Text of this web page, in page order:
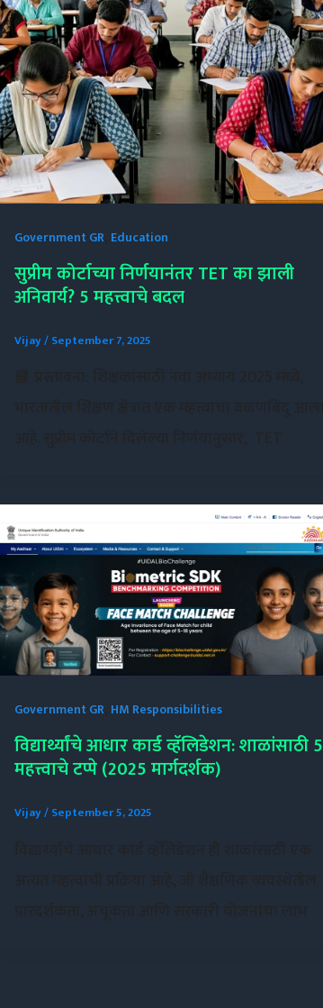
Government GR, Education
सुप्रीम कोर्टाच्या निर्णयानंतर TET का झाली
अनिवार्य? 5 महत्त्वाचे बदल
Vijay/September 7, 2025
Government GR, HM Responsibilities
विद्यार्थ्यांचे आधार कार्ड व्हॅलिडेशन: शाळांसाठी 5
महत्त्वाचे टप्पे (2025 मार्गदर्शक)
Vijay/September 5, 2025